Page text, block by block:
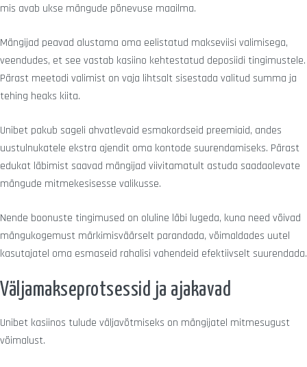
mis avab ukse mängude põnevuse maailma.
Mängijad peavad alustama oma eelistatud makseviisi valimisega,
veendudes, et see vastab kasiino kehtestatud deposiidi tingimustele.
Pärast meetodi valimist on vaja lihtsalt sisestada valitud summa ja
tehing heaks kiita.
Unibet pakub sageli ahvatlevaid esmakordseid preemiaid, andes
uustulnukatele ekstra ajendit oma kontode suurendamiseks. Pärast
edukat läbimist saavad mängijad viivitamatult astuda saadaolevate
mängude mitmekesisesse valikusse.
Nende boonuste tingimused on oluline läbi lugeda, kuna need võivad
mängukogemust märkimisväärselt parandada, võimaldades uutel
kasutajatel oma esmaseid rahalisi vahendeid efektiivselt suurendada.
Väljamakseprotsessid ja ajakavad
Unibet kasiinos tulude väljavõtmiseks on mängijatel mitmesugust
võimalust.